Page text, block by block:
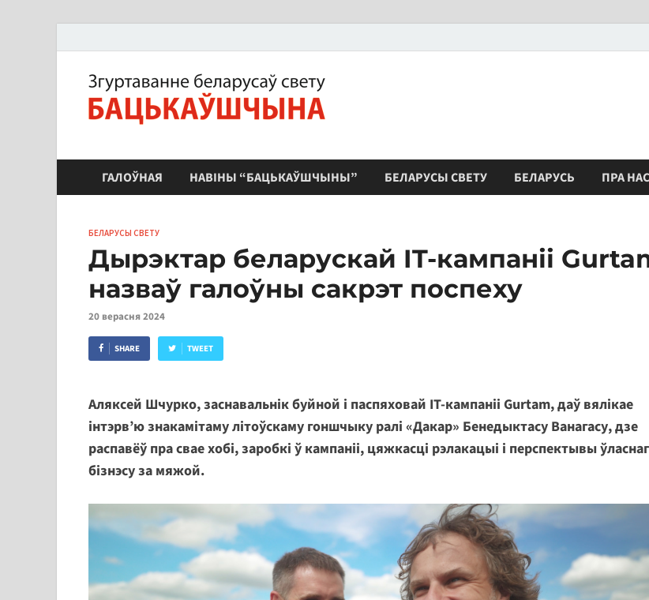
ЗБС "Бацькаўшчына"
ГАЛОЎНАЯ НАВІНЫ “БАЦЬКАЎШЧЫНЫ” БЕЛАРУСЫ СВЕТУ БЕЛАРУСЬ ПРА НАС
БЕЛАРУСЫ СВЕТУ
Дырэктар беларускай IT-кампаніі
назваў галоўны сакрэт поспеху
20 верасня 2024
SHARE TWEET
Аляксей Шчурко, заснавальнік буйной і паспяховай IT-кампаніі Gurtam, даў вялікае
інтэрв’ю знакамітаму літоўскаму гоншчыку ралі «Дакар» Бенедыктасу Ванагасу, дзе
распавёў пра свае хобі, заробкі ў кампаніі, цяжкасці рэлакацыі і перспектывы
бізнэсу за мяжой.